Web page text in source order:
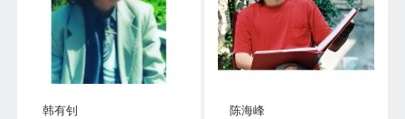
韩有钊 陈海峰